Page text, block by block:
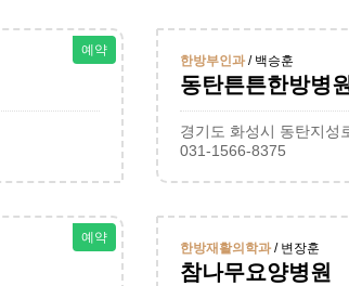
예약
한방부인과/ 백승훈
동탄튼튼한방병원
경기도 화성시 동탄지성
031-1566-8375
예약
한방재활의학과/ 변장훈
참나무요양병원